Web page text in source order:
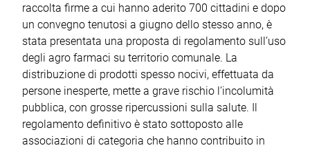
raccolta firme a cui hanno aderito 700 cittadini e dopo
un convegno tenutosi a giugno dello stesso anno, è
stata presentata una proposta di regolamento sull’uso
degli agro farmaci su territorio comunale. La
distribuzione di prodotti spesso nocivi, effettuata da
persone inesperte, mette a grave rischio l’incolumità
pubblica, con grosse ripercussioni sulla salute. Il
regolamento definitivo è stato sottoposto alle
associazioni di categoria che hanno contribuito in